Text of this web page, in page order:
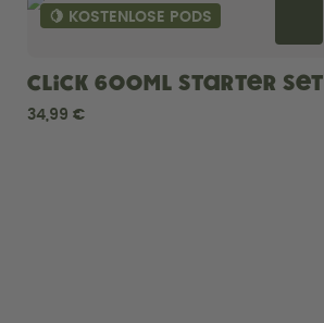
🍋 KOSTENLOSE PODS
Click 600ml Starter Set
34,99 €